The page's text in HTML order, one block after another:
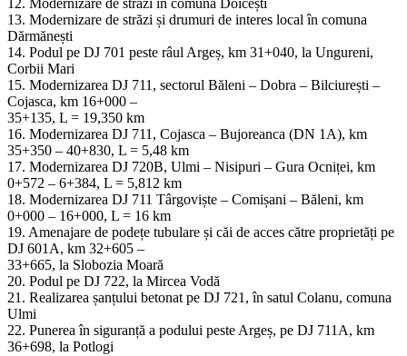
12. Modernizare de străzi în comuna Doicești
13. Modernizare de străzi și drumuri de interes local în comuna
Dărmănești
14. Podul pe DJ 701 peste râul Argeș, km 31+040, la Ungureni,
Corbii Mari
15. Modernizarea DJ 711, sectorul Băleni – Dobra – Bilciurești –
Cojasca, km 16+000 –
35+135, L = 19,350 km
16. Modernizarea DJ 711, Cojasca – Bujoreanca (DN 1A), km
35+350 – 40+830, L = 5,48 km
17. Modernizarea DJ 720B, Ulmi – Nisipuri – Gura Ocniței, km
0+572 – 6+384, L = 5,812 km
18. Modernizarea DJ 711 Târgoviște – Comișani – Băleni, km
0+000 – 16+000, L = 16 km
19. Amenajare de podețe tubulare și căi de acces către proprietăți pe
DJ 601A, km 32+605 –
33+665, la Slobozia Moară
20. Podul pe DJ 722, la Mircea Vodă
21. Realizarea șanțului betonat pe DJ 721, în satul Colanu, comuna
Ulmi
22. Punerea în siguranță a podului peste Argeș, pe DJ 711A, km
36+698, la Potlogi